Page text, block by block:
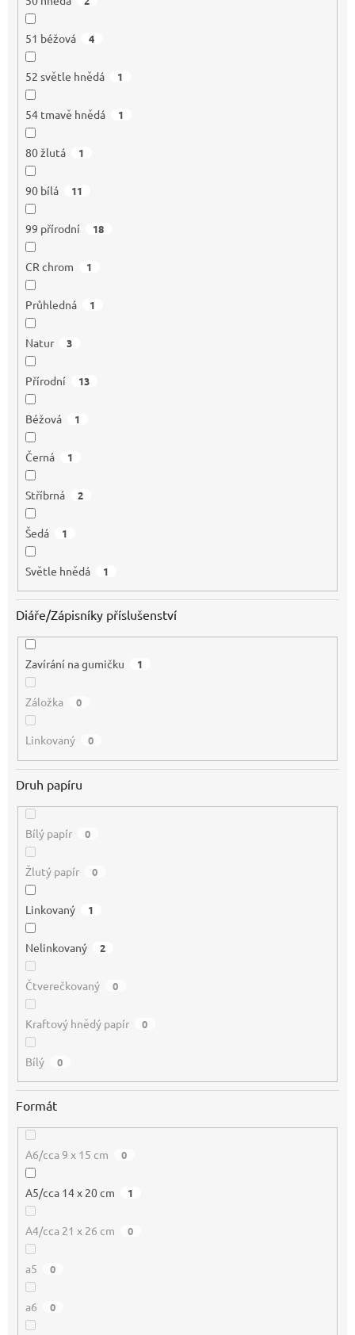
51 béžová 4
52 světle hnědá 1
54 tmavě hnědá 1
80 žlutá 1
90 bílá 11
99 přírodní 18
CR chrom 1
Průhledná 1
Natur 3
Přírodní 13
Béžová 1
Černá 1
Stříbrná 2
Šedá 1
Světle hnědá 1
Diáře/Zápisníky příslušenství
Zavírání na gumičku 1
Záložka 0
Linkovaný 0
Druh papíru
Bílý papír 0
Žlutý papír 0
Linkovaný 1
Nelinkovaný 2
Čtverečkovaný 0
Kraftový hnědý papír 0
Bílý 0
Formát
A6/cca 9 x 15 cm 0
A5/cca 14 x 20 cm 1
A4/cca 21 x 26 cm 0
a5 0
a6 0